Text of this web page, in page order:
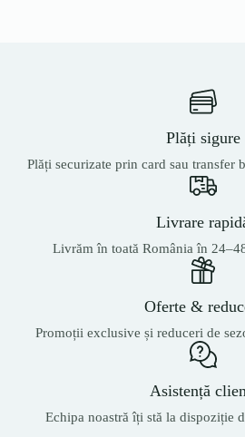
Plăți sigure
Plăți securizate prin card sau transfer
Livrare
Livrăm în toată România în
Oferte &
Promoții exclusive și reduceri de
Asistență
Echipa noastră îți stă la dispoziție